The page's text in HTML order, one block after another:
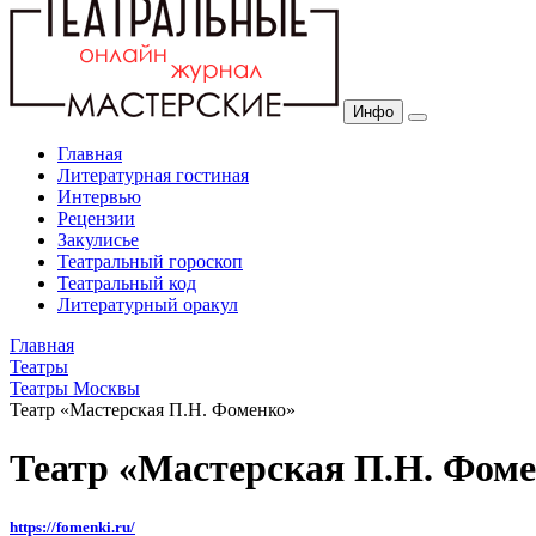
Инфо
Главная
Литературная гостиная
Интервью
Рецензии
Закулисье
Театральный гороскоп
Театральный код
Литературный оракул
Главная
Театры
Театры Москвы
Театр «Мастерская П.Н. Фоменко»
Театр «Мастерская П.Н.
https://fomenki.ru/